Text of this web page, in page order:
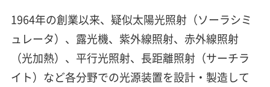
1964年の創業以来、疑似太陽光照射（ソーラシミ
ュレータ）、露光機、紫外線照射、赤外線照射
（光加熱）、平行光照射、長距離照射（サーチラ
イト）など各分野での光源装置を設計・製造して